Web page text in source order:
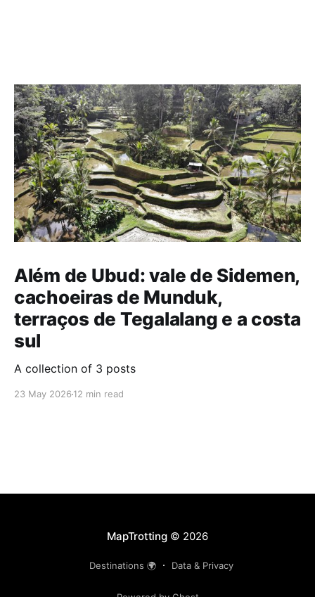
Além de Ubud: vale de Sidemen,
cachoeiras de Munduk,
terraços de Tegalalang e a costa
sul
A collection of 3 posts
23 May 2026 12 min read
MapTrotting© 2026
Destinations 🌍 Data & Privacy